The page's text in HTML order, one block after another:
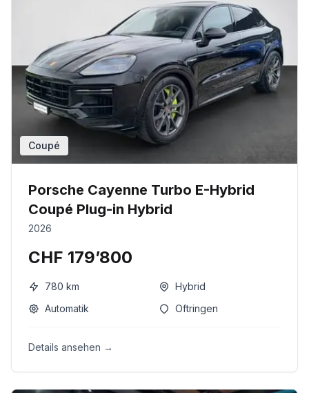
Coupé
Porsche Cayenne Turbo E-Hybrid
Coupé Plug-in Hybrid
2026
CHF 179’800
780 km
Hybrid
Automatik
Oftringen
Details ansehen →